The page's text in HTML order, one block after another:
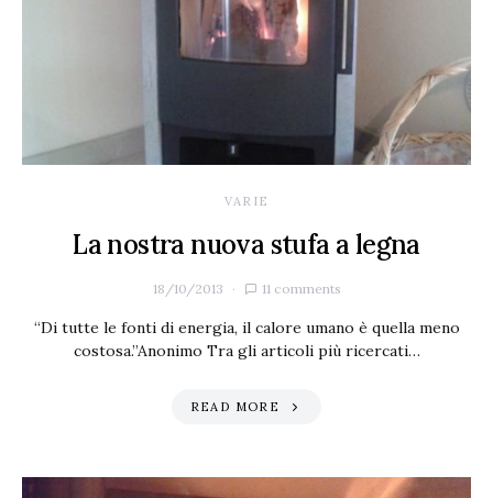
VARIE
La nostra nuova stufa a legna
18/10/2013 11 comments
“Di tutte le fonti di energia, il calore umano è quella meno
costosa.”Anonimo Tra gli articoli più ricercati…
READ MORE